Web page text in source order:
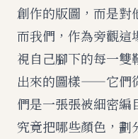
創作的版圖，而是對
而我們，作為旁觀這
視自己腳下的每一雙
出來的圖樣——它們
們是一張張被細密編
究竟把哪些顏色，劃